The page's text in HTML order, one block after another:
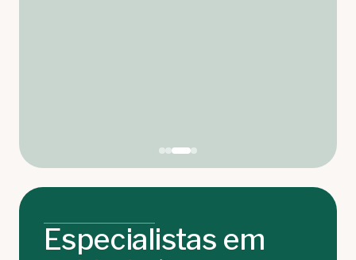
Especialistas em